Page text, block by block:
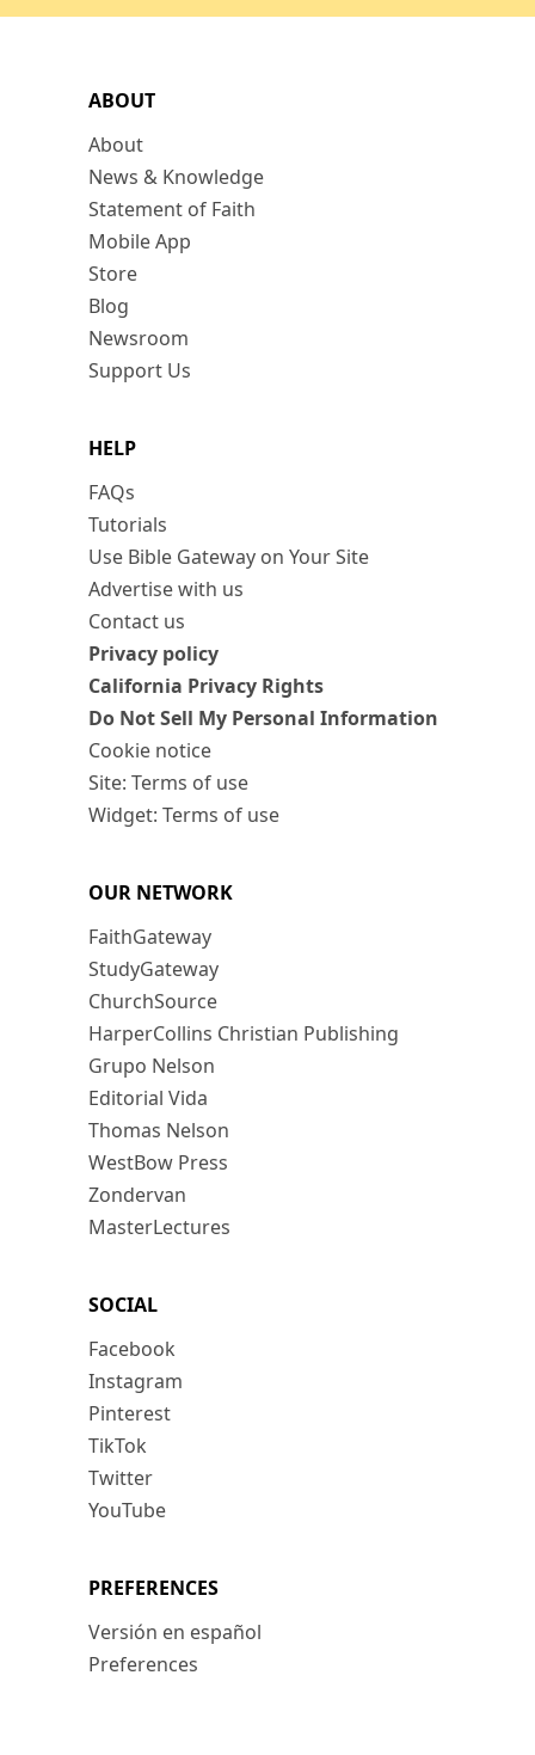
ABOUT
About
News & Knowledge
Statement of Faith
Mobile App
Store
Blog
Newsroom
Support Us
HELP
FAQs
Tutorials
Use Bible Gateway on Your Site
Advertise with us
Contact us
Privacy policy
California Privacy Rights
Do Not Sell My Personal Information
Cookie notice
Site: Terms of use
Widget: Terms of use
OUR NETWORK
FaithGateway
StudyGateway
ChurchSource
HarperCollins Christian Publishing
Grupo Nelson
Editorial Vida
Thomas Nelson
WestBow Press
Zondervan
MasterLectures
SOCIAL
Facebook
Instagram
Pinterest
TikTok
Twitter
YouTube
PREFERENCES
Versión en español
Preferences